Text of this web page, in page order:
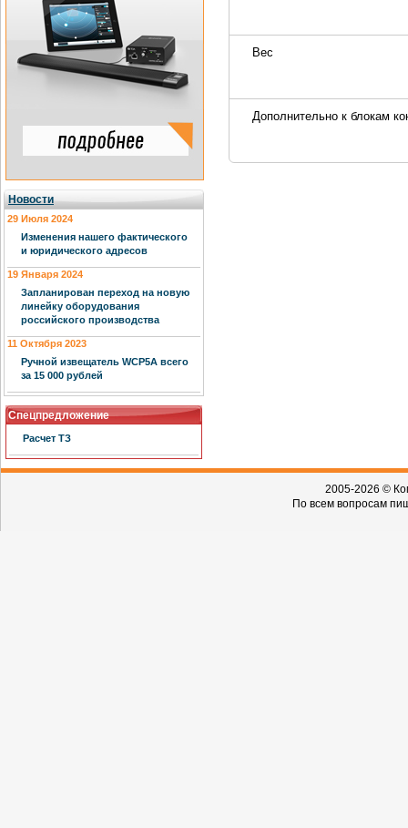
Новости
29 Июля 2024
Изменения нашего фактического
и юридического адресов
19 Января 2024
Запланирован переход на новую
линейку оборудования
российского производства
11 Октября 2023
Ручной извещатель WCP5A всего
за 15 000 рублей
Спецпредложение
Расчет ТЗ
Вес
Дополнительно к блокам
2005-2026 ©
По всем вопросам